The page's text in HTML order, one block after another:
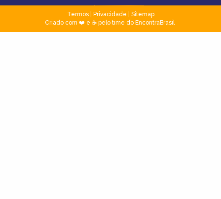
Termos| Privacidade
Sitemap
Criado com ❤️ e ☕ pelo time do EncontraBrasil